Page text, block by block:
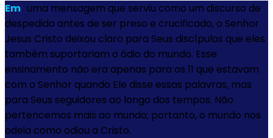
Em uma mensagem que serviu como um discurso de
despedida antes de ser preso e crucificado, o Senhor
Jesus Cristo deixou claro para Seus discípulos que eles
também suportariam o ódio do mundo. Esse
ensinamento não era apenas para os 11 que estavam
com o Senhor quando Ele disse essas palavras, mas
para Seus seguidores ao longo dos tempos. Não
pertencemos mais ao mundo; portanto, o mundo nos
odeia como odiou a Cristo.